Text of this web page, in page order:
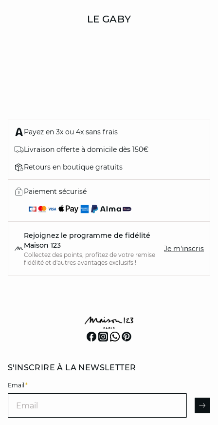
LE GABY
Payez en 3x ou 4x sans frais
Livraison offerte à domicile dès 150€
Retours en boutique gratuits
Paiement sécurisé
Rejoignez le programme de fidélité
Maison 123
Collectez des points, profitez de votre remise
fidélité et d'autres avantages exclusifs !
Je m'inscris
S'INSCRIRE À LA NEWSLETTER
Email *